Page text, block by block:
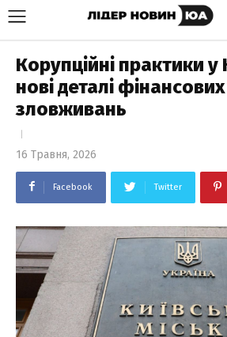
Корупційні практики у
нові деталі фінансових
зловживань
16 Травня, 2026
Facebook Twitter